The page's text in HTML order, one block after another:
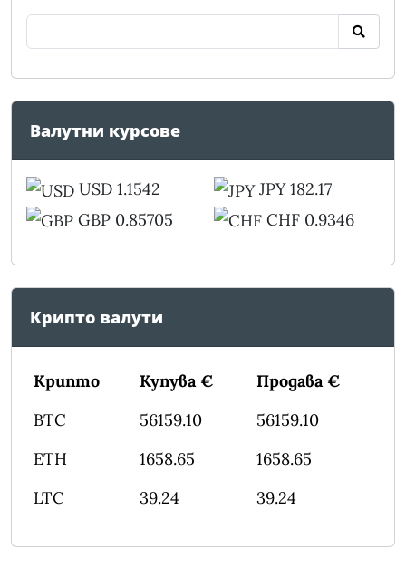
Валутни курсове
USD 1.1542
GBP 0.85705
JPY 182.17
CHF 0.9346
Крипто валути
Крипто Купува €
Продава €
BTC
56159.10
56159.10
ETH
1658.65
1658.65
LTC
39.24 39.24